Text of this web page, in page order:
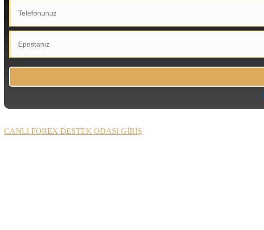
CANLI FOREX DESTEK ODASI GİRİŞ